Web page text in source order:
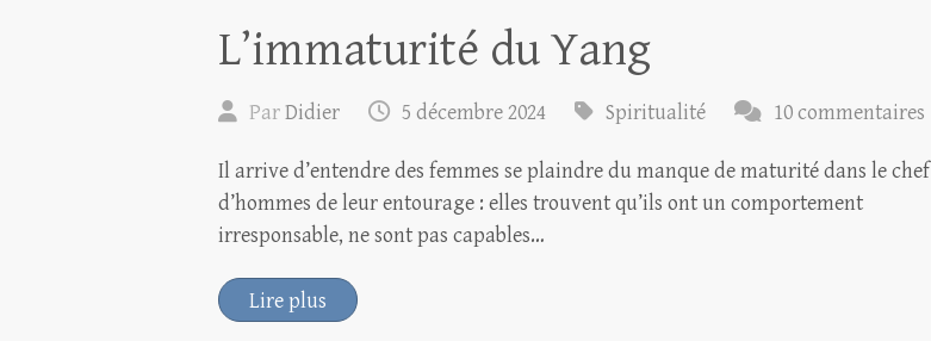
L’immaturité du Yang
ParDidier 5 décembre 2024 Spiritualité 10 commentaires
Il arrive d’entendre des femmes se plaindre du manque de maturité dans le chef
d’hommes de leur entourage : elles trouvent qu’ils ont un comportement
irresponsable, ne sont pas capables…
Lire plus